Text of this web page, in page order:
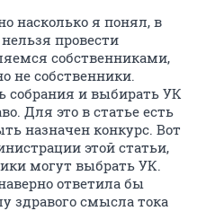
насколько я понял, в
провести
собственниками,
не собственники.
собрания и выбирать УК
Для это в статье есть
назначен конкурс. Вот
этой статьи,
могут выбрать УК.
ответила бы
здравого смысла тока